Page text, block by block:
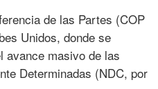
de las Partes (COP
Unidos, donde se
avance masivo de las
Determinadas (NDC, por